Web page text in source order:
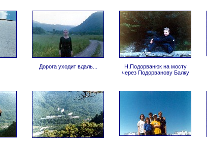
Дорога уходит вдаль...
Н.Подорванюк на мосту
через Подорванову Балку